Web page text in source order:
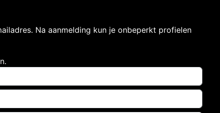
Na aanmelding kun je onbeperkt profielen